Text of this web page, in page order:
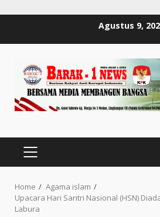
Agustus 9,
PRIMARY
MENU
Home
Agama islam
Upacara Hari Santri Nasional (HSN)
Labura